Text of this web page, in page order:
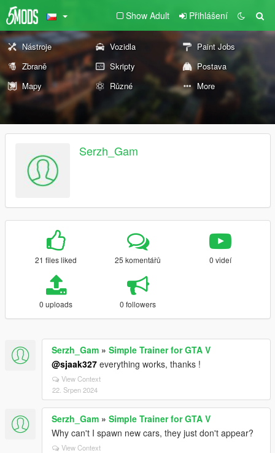
Show Adult Přihlášení
Nástroje Vozidla
Paint Jobs
Zbraně
Skripty
Postava
Mapy
Různé More
Serzh_Gam
21 files liked 25 komentářů 0 videí
0 uploads 0 followers
Serzh_Gam » Simple Trainer for GTA V
@sjaak327 everything works, thanks !
View Context
22. Srpen 2024
Serzh_Gam » Simple Trainer for GTA V
Why can't I spawn new cars, they just don't appear?
View Context